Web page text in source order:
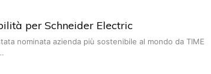
per Schneider Electric
nominata azienda più sostenibile al mondo da TIME